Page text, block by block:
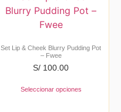
Set Lip & Cheek Blurry Pudding Pot
– Fwee
S/ 100.00
Seleccionar opciones